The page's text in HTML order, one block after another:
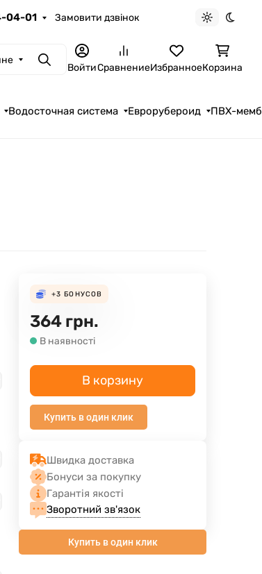
04-01 Замовити дзвінок
Светлая
ПоискВойтиСравнениеИзбранноеКорзина
Водосточная система Еврорубероид ПВХ-
+3 БОНУСОВ
364 грн.
В наявності
В корзину
Купить в один клик
Швидка доставка
Бонуси за покупку
Гарантія якості
Зворотний зв'язок
Купить в один клик